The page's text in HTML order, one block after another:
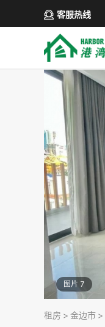
客服热线
图片 7
租房 > 金边市 >